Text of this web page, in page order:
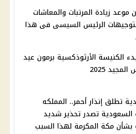
موعد زيادة المرتبات والمعاشات
بتوجيهات الرئيس السيسى فى هذا
الكنيسة الأرثوذكسية برمون عيد
2025
تطلق إنذار أحمر.. المملكه
السعودية تصدر تحذير شديد
بشأن مكة المكرمة لهذا السبب